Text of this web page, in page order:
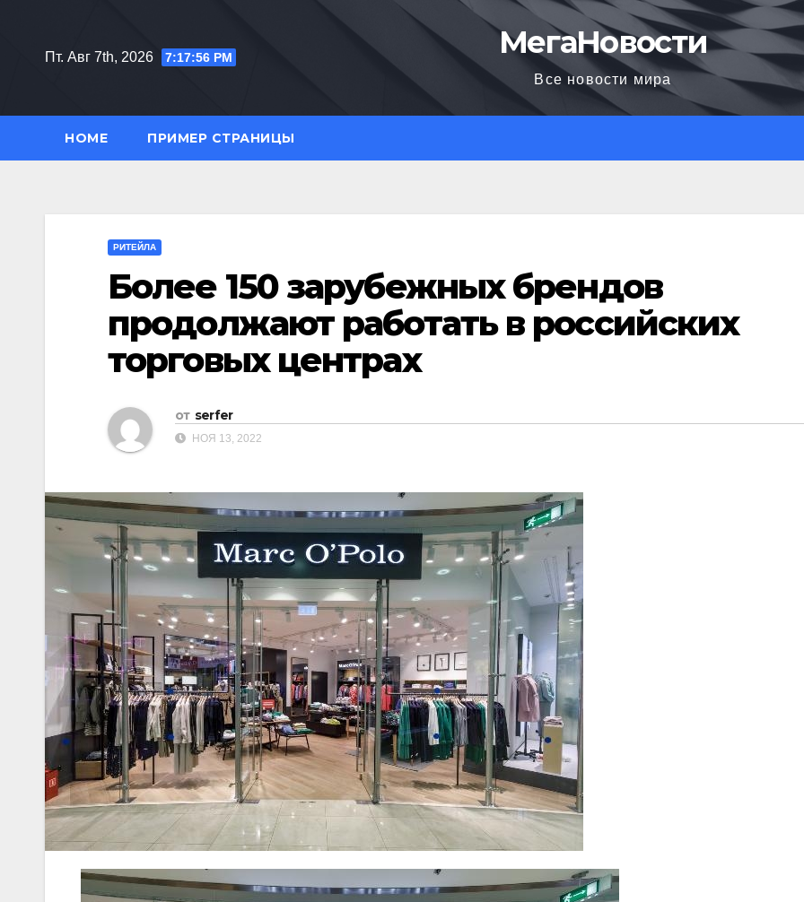
содержимому
Пт. Авг 7th, 2026 7:17:57 PM МегаНовости
Все новости мира
HOME ПРИМЕР СТРАНИЦЫ
РИТЕЙЛА
Более 150 зарубежных брендов
продолжают работать в российских
торговых центрах
от serfer
НОЯ 13, 2022